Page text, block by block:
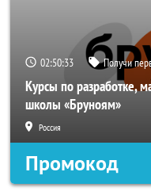
02:50:33 Получи
Курсы по разработке,
школы «Бруноям»
Россия
Промокод